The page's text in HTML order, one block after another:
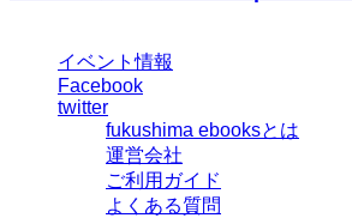
イベント情報
Facebook
twitter
fukushima ebooksとは
運営会社
ご利用ガイド
よくある質問